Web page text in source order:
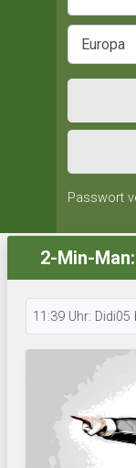
Passwort
2-Min-
11:39 Uhr: Didi05